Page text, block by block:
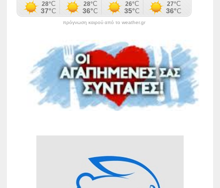
πρόγνωση καιρού από το weather.gr